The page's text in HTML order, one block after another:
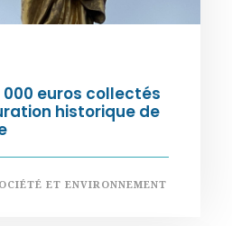
000 euros collectés
historique de
ET ENVIRONNEMENT